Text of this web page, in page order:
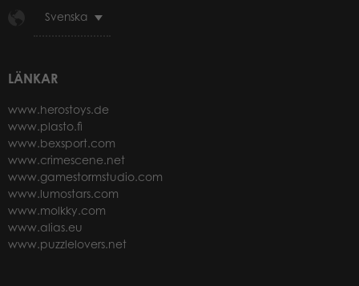
Svenska
LÄNKAR
www.herostoys.de
www.plasto.fi
www.bexsport.com
www.crimescene.net
www.gamestormstudio.com
www.lumostars.com
www.molkky.com
www.alias.eu
www.puzzlelovers.net